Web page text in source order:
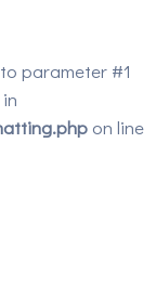
parameter #1
on line